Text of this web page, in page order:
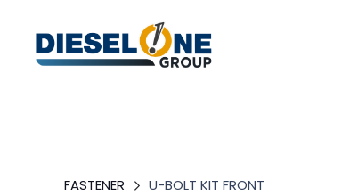
FASTENER U-BOLT KIT FRONT